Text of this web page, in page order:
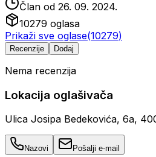
Član od 26. 09. 2024.
10279 oglasa
Prikaži sve oglase(10279)
Recenzije Dodaj
Nema recenzija
Lokacija oglašivača
Ulica Josipa Bedekovića, 6a,
Nazovi Pošalji e-mail